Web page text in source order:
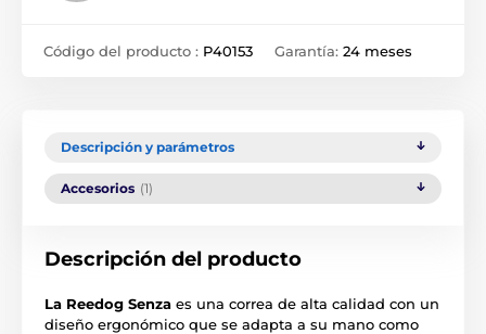
Código del producto : P40153 Garantía: 24 meses
Descripción y parámetros
Accesorios (1)
Descripción del producto
La Reedog Senza es una correa de alta calidad con un
diseño ergonómico que se adapta a su mano como